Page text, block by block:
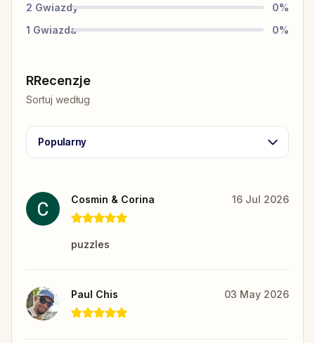
2 Gwiazdy 0%
1 Gwiazda 0%
RRecenzje
Sortuj według
Popularny
Cosmin & Corina 16 Jul 2026
puzzles
Paul Chis 03 May 2026